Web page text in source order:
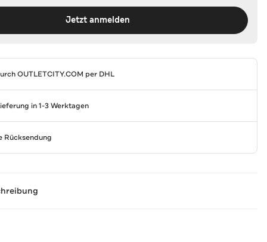
Jetzt anmelden
OUTLETCITY.COM per DHL
in 1-3 Werktagen
Rücksendung